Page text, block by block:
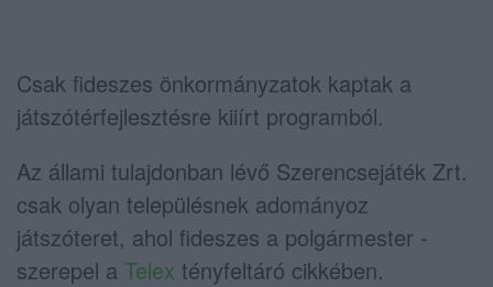
Csak fideszes önkormányzatok kaptak a
játszótérfejlesztésre kiiírt programból.
Az állami tulajdonban lévő Szerencsejáték Zrt.
csak olyan településnek adományoz
játszóteret, ahol fideszes a polgármester -
szerepel a Telex tényfeltáró cikkében.